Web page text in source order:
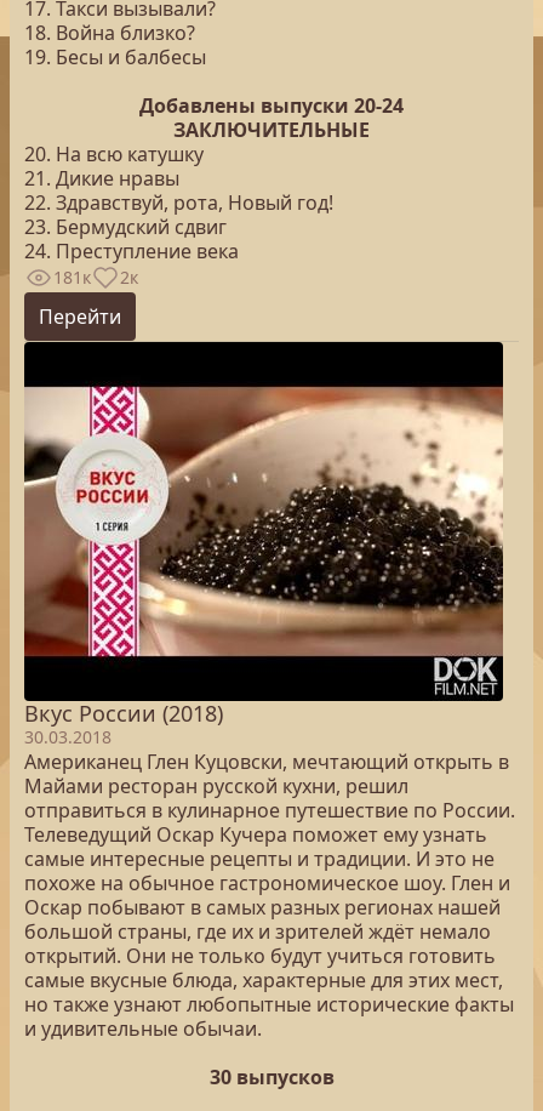
17. Такси вызывали?
18. Война близко?
19. Бесы и балбесы
Добавлены выпуски 20-24
ЗАКЛЮЧИТЕЛЬНЫЕ
20. На всю катушку
21. Дикие нравы
22. Здравствуй, рота, Новый год!
23. Бермудский сдвиг
24. Преступление века
181к 2к
Перейти
Вкус России (2018)
30.03.2018
Американец Глен Куцовски, мечтающий открыть в
Майами ресторан русской кухни, решил
отправиться в кулинарное путешествие по России.
Телеведущий Оскар Кучера поможет ему узнать
самые интересные рецепты и традиции. И это не
похоже на обычное гастрономическое шоу. Глен и
Оскар побывают в самых разных регионах нашей
большой страны, где их и зрителей ждёт немало
открытий. Они не только будут учиться готовить
самые вкусные блюда, характерные для этих мест,
но также узнают любопытные исторические факты
и удивительные обычаи.
30 выпусков